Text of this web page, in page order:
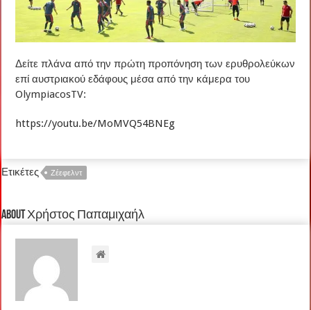
Δείτε πλάνα από την πρώτη προπόνηση των ερυθρολεύκων
επί αυστριακού εδάφους μέσα από την κάμερα του
OlympiacosTV:
https://youtu.be/MoMVQ54BNEg
Ετικέτες Ζέεφελντ
About Χρήστος Παπαμιχαήλ